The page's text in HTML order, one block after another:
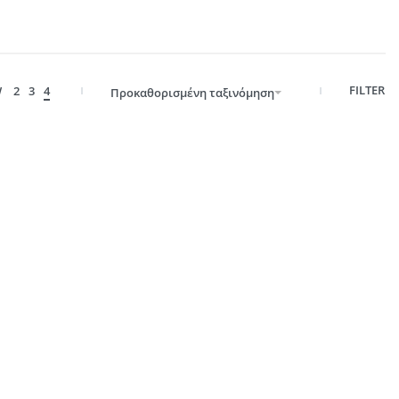
2 3 4 Προκαθορισμένη ταξινόμηση FILTER